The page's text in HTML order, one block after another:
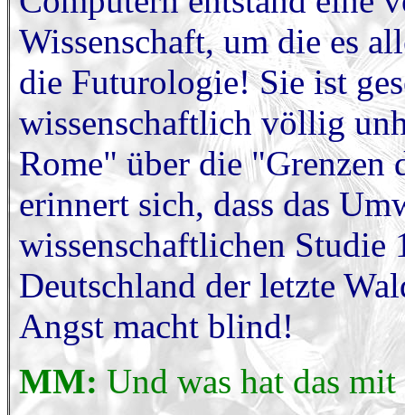
Wissenschaft, um die es
die Futurologie! Sie ist
wissenschaftlich völlig
Rome" über die "Grenzen
erinnert sich, dass das
wissenschaftlichen Studie
Deutschland der letzte
Angst macht blind!
MM:Und was hat das